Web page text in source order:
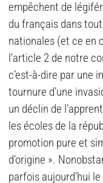
empêchent de
du français dans
nationales (et ce en
l’article 2 de notre
c’est-à-dire par une
tournure d’une
un déclin de
les écoles de la
promotion pure et
d’origine ».
parfois aujourd’hui